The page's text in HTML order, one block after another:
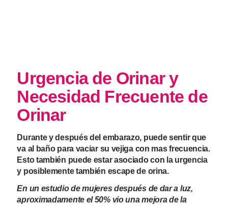
Urgencia de Orinar y
Necesidad Frecuente de
Orinar
Durante y después del embarazo, puede sentir que
va al baño para vaciar su vejiga con mas frecuencia.
Esto también puede estar asociado con la urgencia
y posiblemente también escape de orina.
En un estudio de mujeres después de dar a luz,
aproximadamente el 50% vio una mejora de la